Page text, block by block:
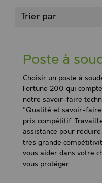
Trier par
Poste à
Choisir un poste à
Fortune 200 qui
notre savoir-faire
"Qualité et savoir-faire
prix compétitif.
assistance pour
très grande
vous aider dans votre
vous protéger.